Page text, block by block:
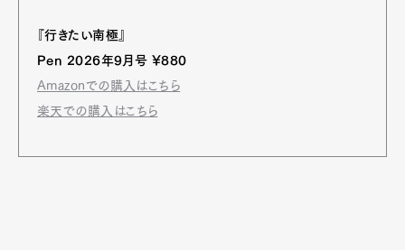
『行きたい南極』
Pen 2026年9月号 ¥880
Amazonでの購入はこちら
楽天での購入はこちら